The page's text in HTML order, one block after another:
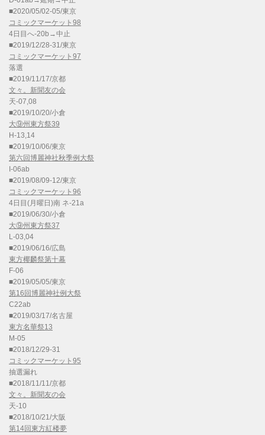
■2020/05/02-05/東京
コミックマーケット98
4日目へ-20b→中止
■2019/12/28-31/東京
コミックマーケット97
落選
■2019/11/17/京都
文々。新聞友の会
天-07,08
■2019/10/20/小倉
大⑨州東方祭39
H-13,14
■2019/10/06/東京
第六回博麗神社秋季例大祭
I-06ab
■2019/08/09-12/東京
コミックマーケット96
4日目(月曜日)南 ネ-21a
■2019/06/30/小倉
大⑨州東方祭37
L-03,04
■2019/06/16/広島
東方椰麟祭第十幕
F-06
■2019/05/05/東京
第16回博麗神社例大祭
C22ab
■2019/03/17/名古屋
東方名華祭13
M-05
■2018/12/29-31
コミックマーケット95
抽選漏れ
■2018/11/11/京都
文々。新聞友の会
天-10
■2018/10/21/大阪
第14回東方紅楼夢